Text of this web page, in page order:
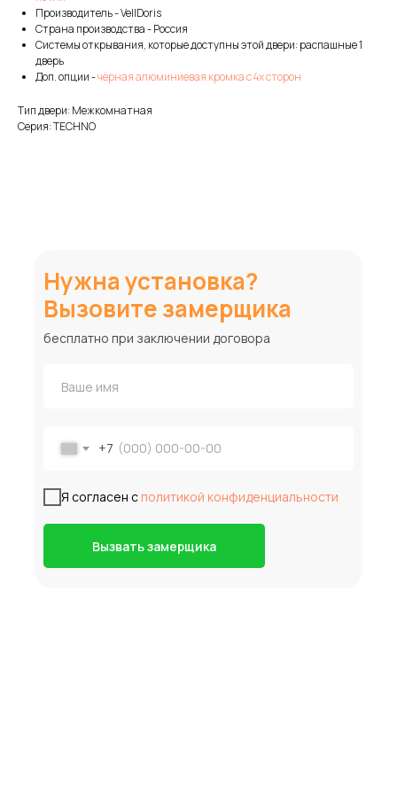
Производитель - VellDoris
Страна производства - Россия
Системы открывания, которые доступны этой двери: распашные 1
дверь
Доп. опции -чёрная алюминиевая кромка с 4х сторон
Тип двери: Межкомнатная
Серия: TECHNO
Нужна установка?
Вызовите замерщика
+7
Я согласен с политикой конфиденциальности
Вызвать замерщика
бесплатно при заключении договора